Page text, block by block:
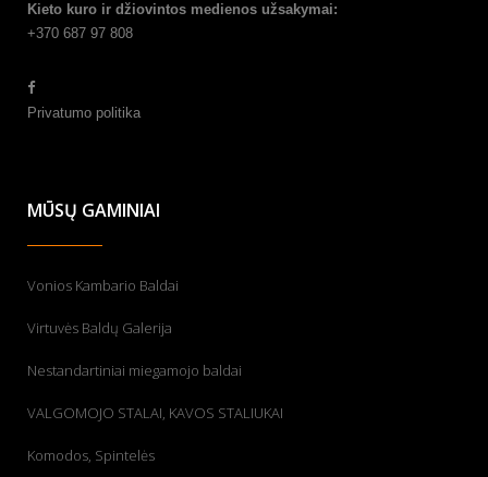
Kieto kuro ir džiovintos medienos užsakymai:
+370 687 97 808
Privatumo politika
MŪSŲ GAMINIAI
Vonios Kambario Baldai
Virtuvės Baldų Galerija
Nestandartiniai miegamojo baldai
VALGOMOJO STALAI, KAVOS STALIUKAI
Komodos, Spintelės